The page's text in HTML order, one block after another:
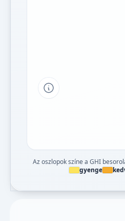
Tipp a grafikon
Az oszlopok színe a GHI
gyenge